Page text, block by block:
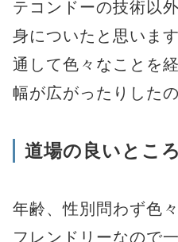
テコンドーの技術以
身についたと思いま
通して色々なことを
幅が広がったりした
道場の良いところ
年齢、性別問わず色
フレンドリーなので